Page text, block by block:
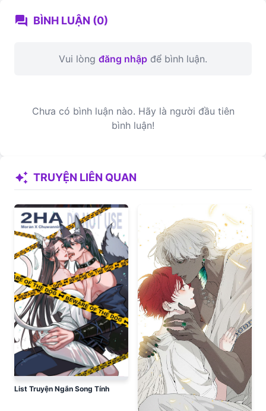
forum BÌNH LUẬN (0)
Vui lòng đăng nhập để bình luận.
Chưa có bình luận nào. Hãy là người đầu tiên
bình luận!
auto_awesome TRUYỆN LIÊN QUAN
List Truyện Ngắn Song Tính